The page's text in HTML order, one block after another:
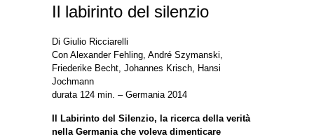
Il labirinto del silenzio
Di Giulio Ricciarelli
Con Alexander Fehling, André Szymanski,
Friederike Becht, Johannes Krisch, Hansi
Jochmann
durata 124 min. – Germania 2014
Il Labirinto del Silenzio, la ricerca della verità
nella Germania che voleva dimenticare